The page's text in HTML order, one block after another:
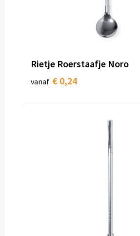
Rietje Roerstaafje Noro
vanaf € 0,24